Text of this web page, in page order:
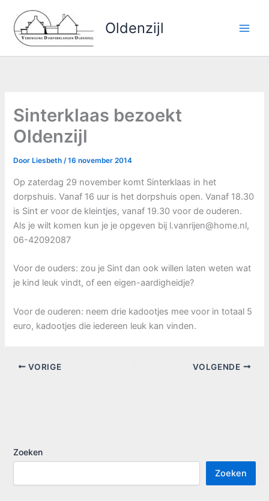
naar
Oldenzijl
Sinterklaas bezoekt
Oldenzijl
Door Liesbeth/16 november 2014
Op zaterdag 29 november komt Sinterklaas in het
dorpshuis. Vanaf 16 uur is het dorpshuis open. Vanaf 18.30
is Sint er voor de kleintjes, vanaf 19.30 voor de ouderen.
Als je wilt komen kun je je opgeven bij l.vanrijen@home.nl,
06-42092087
Voor de ouders: zou je Sint dan ook willen laten weten wat
je kind leuk vindt, of een eigen-aardigheidje?
Voor de ouderen: neem drie kadootjes mee voor in totaal 5
euro, kadootjes die iedereen leuk kan vinden.
VORIGE VOLGENDE
Zoeken
Zoeken